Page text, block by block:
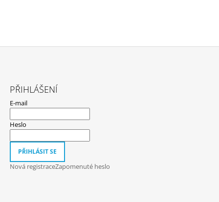
C
PŘIHLÁŠENÍ
E-mail
Heslo
PŘIHLÁSIT SE
Nová registraceZapomenuté heslo